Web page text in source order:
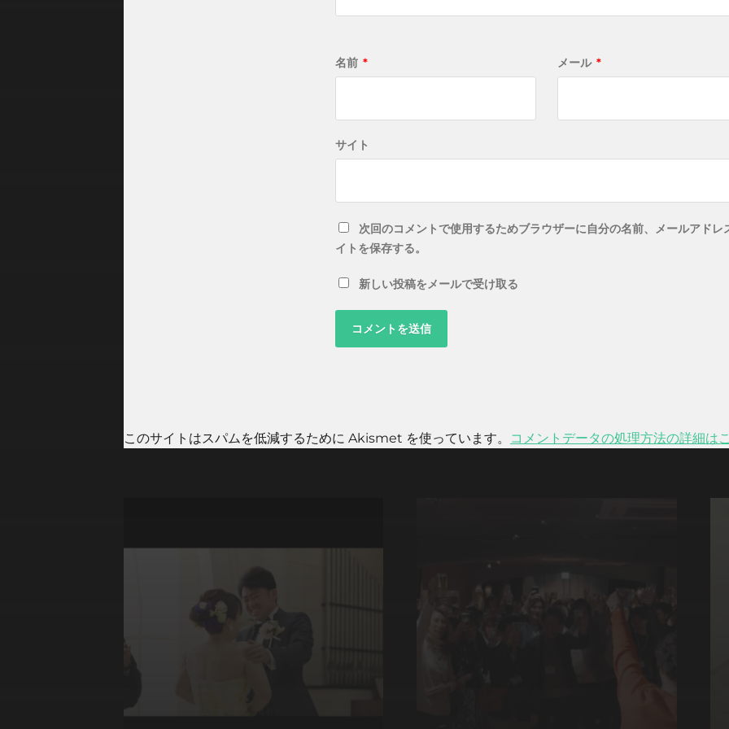
名前 * メール *
サイト
次回のコメントで使用するためブラウザーに自分の名前、メールアドレ
イトを保存する。
新しい投稿をメールで受け取る
このサイトはスパムを低減するために Akismet を使っています。 コメントデータの処理方法の詳細は